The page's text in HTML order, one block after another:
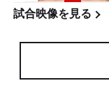
試合映像を見る